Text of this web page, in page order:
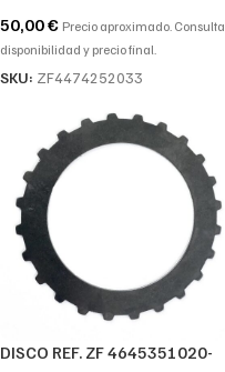
50,00€ Precio aproximado. Consulta
disponibilidad y precio final.
SKU: ZF4474252033
DISCO REF. ZF 4645351020-